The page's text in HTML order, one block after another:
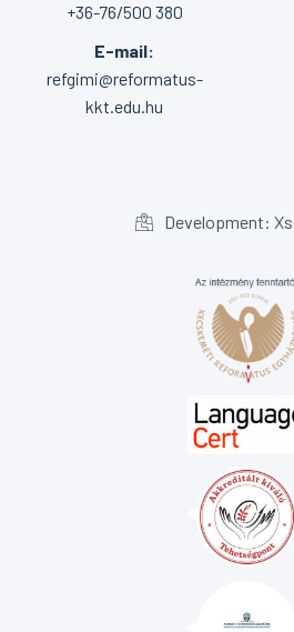
+36-76/500 380
E-mail:
refgimi@reformatus-
kkt.edu.hu
Development: